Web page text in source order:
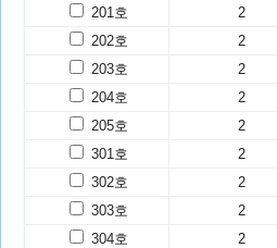
201호
2
202호
2
203호
2
204호
2
205호
2
301호
2
302호
2
303호
2
304호
2